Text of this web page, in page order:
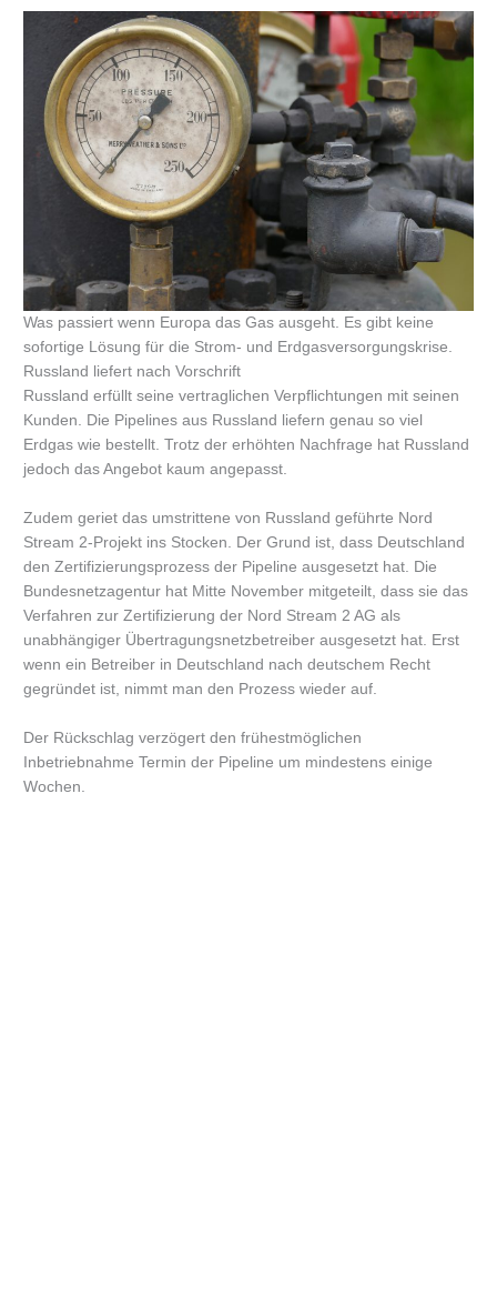
Was passiert wenn Europa das Gas ausgeht. Es gibt keine
sofortige Lösung für die Strom- und Erdgasversorgungskrise.
Russland liefert nach Vorschrift
Russland erfüllt seine vertraglichen Verpflichtungen mit seinen
Kunden. Die Pipelines aus Russland liefern genau so viel
Erdgas wie bestellt. Trotz der erhöhten Nachfrage hat Russland
jedoch das Angebot kaum angepasst.
Zudem geriet das umstrittene von Russland geführte Nord
Stream 2-Projekt ins Stocken. Der Grund ist, dass Deutschland
den Zertifizierungsprozess der Pipeline ausgesetzt hat. Die
Bundesnetzagentur hat Mitte November mitgeteilt, dass sie das
Verfahren zur Zertifizierung der Nord Stream 2 AG als
unabhängiger Übertragungsnetzbetreiber ausgesetzt hat. Erst
wenn ein Betreiber in Deutschland nach deutschem Recht
gegründet ist, nimmt man den Prozess wieder auf.
Der Rückschlag verzögert den frühestmöglichen
Inbetriebnahme Termin der Pipeline um mindestens einige
Wochen.